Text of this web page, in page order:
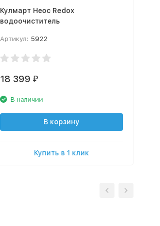
Кулмарт Неос Redox
водоочиститель
Артикул: 5922
18 399 ₽
В наличии
В корзину
Купить в 1 клик